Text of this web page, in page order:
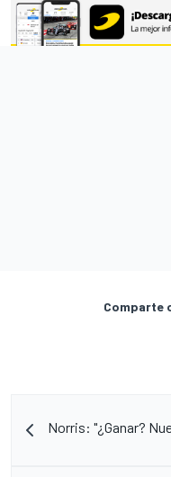
Comparte
Norris: "¿Ganar?